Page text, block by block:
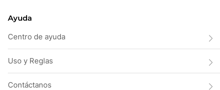
Ayuda
Centro de ayuda
Uso y Reglas
Contáctanos